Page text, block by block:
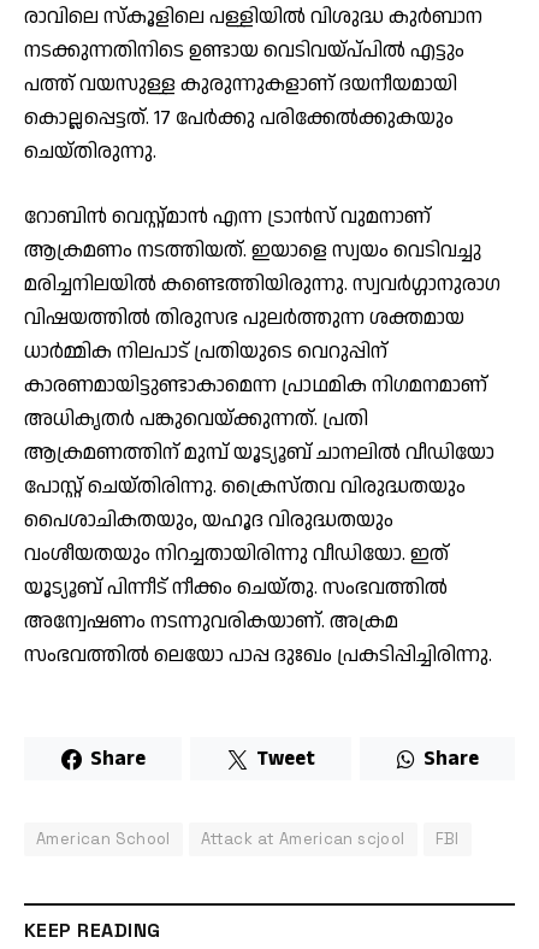
രാവിലെ സ്‌കൂളിലെ പള്ളിയിൽ വിശുദ്ധ കുർബാന
നടക്കുന്നതിനിടെ ഉണ്ടായ വെടിവയ്പ്‌പിൽ എട്ടും
പത്ത് വയസുള്ള കുരുന്നുകളാണ് ദയനീയമായി
കൊല്ലപ്പെട്ടത്. 17 പേർക്കു പരിക്കേൽക്കുകയും
ചെയ്‌തിരുന്നു.
റോബിൻ വെസ്റ്റ്മാൻ എന്ന ട്രാൻസ് വുമനാണ്
ആക്രമണം നടത്തിയത്. ഇയാളെ സ്വയം വെടിവച്ചു
മരിച്ചനിലയിൽ കണ്ടെത്തിയിരുന്നു. സ്വവർഗ്ഗാനുരാഗ
വിഷയത്തിൽ തിരുസഭ പുലർത്തുന്ന ശക്തമായ
ധാർമ്മിക നിലപാട് പ്രതിയുടെ വെറുപ്പിന്
കാരണമായിട്ടുണ്ടാകാമെന്ന പ്രാഥമിക നിഗമനമാണ്
അധികൃതർ പങ്കുവെയ്ക്കുന്നത്. പ്രതി
ആക്രമണത്തിന് മുമ്പ് യൂട്യൂബ് ചാനലിൽ വീഡിയോ
പോസ്റ്റ് ചെയ്തിരിന്നു. ക്രൈസ്തവ വിരുദ്ധതയും
പൈശാചികതയും, യഹൂദ വിരുദ്ധതയും
വംശീയതയും നിറച്ചതായിരിന്നു വീഡിയോ. ഇത്
യൂട്യൂബ് പിന്നീട് നീക്കം ചെയ്തു. സംഭവത്തിൽ
അന്വേഷണം നടന്നുവരികയാണ്. അക്രമ
സംഭവത്തിൽ ലെയോ പാപ്പ ദുഃഖം പ്രകടിപ്പിച്ചിരിന്നു.
Share Tweet Share
American School Attack at American scjool FBI
KEEP READING